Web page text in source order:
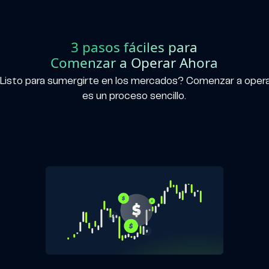
3 pasos fáciles para
Comenzar a Operar Ahora
para sumergirte en los mercados? Comenzar a
es un proceso sencillo.